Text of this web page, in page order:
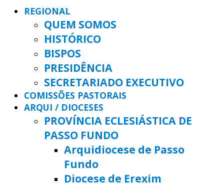
REGIONAL
QUEM SOMOS
HISTÓRICO
BISPOS
PRESIDÊNCIA
SECRETARIADO EXECUTIVO
COMISSÕES PASTORAIS
ARQUI / DIOCESES
PROVÍNCIA ECLESIÁSTICA DE
PASSO FUNDO
Arquidiocese de Passo
Fundo
Diocese de Erexim